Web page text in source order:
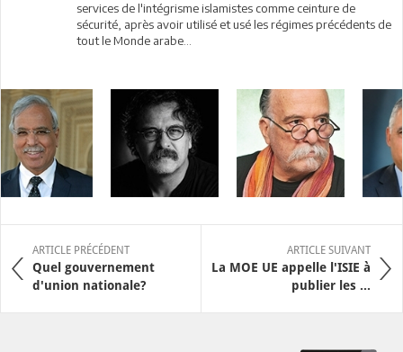
services de l'intégrisme islamistes comme ceinture de
sécurité, après avoir utilisé et usé les régimes précédents de
tout le Monde arabe...
ARTICLE PRÉCÉDENT
Quel gouvernement
d'union nationale?
ARTICLE SUIVANT
La MOE UE appelle l'ISIE à
publier les ...